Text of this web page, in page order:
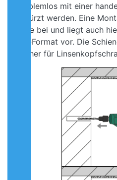
problemlos mit einer
gekürzt werden. Eine
Ware bei und liegt auch
pdf-Format vor. Die
Löcher für